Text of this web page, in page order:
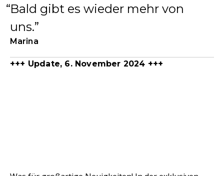
Bald gibt es wieder mehr von
uns.
Marina
+++ Update, 6. November 2024 +++